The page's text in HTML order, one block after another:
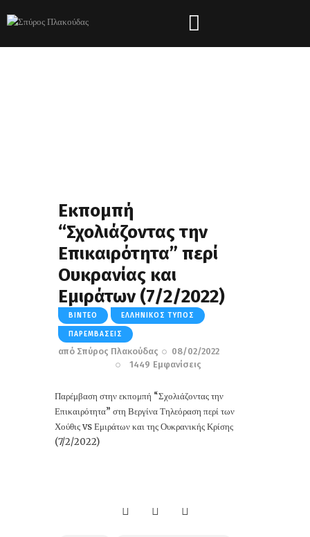
Εκπομπή
“Σχολιάζοντας την
Επικαιρότητα” περί
Ουκρανίας και
Εμιράτων (7/2/2022)
ΒΊΝΤΕΟ ΕΛΛΗΝΙΚΌΣ ΤΎΠΟΣ
ΠΑΡΕΜΒΆΣΕΙΣ
από Σπύρος Πλακούδας
08/02/2022
1449 Εμφανίσεις
Παρέμβαση στην εκπομπή “Σχολιάζοντας την
Επικαιρότητα” στη Βεργίνα Τηλεόραση περί των
Χούθις vs Εμιράτων και της Ουκρανικής Κρίσης
(7/2/2022)